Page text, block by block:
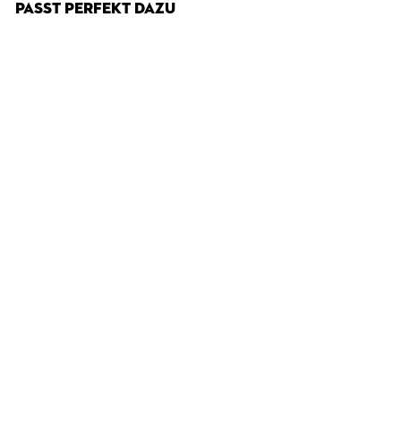
PASST PERFEKT DAZU